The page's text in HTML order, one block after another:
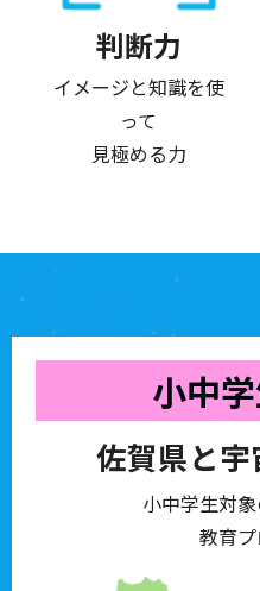
判断力
イメージと知識を使
って
見極める力
小中
佐賀県と宇
小中学生対
教育